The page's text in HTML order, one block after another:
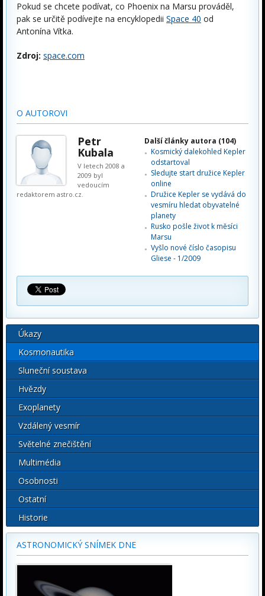
Pokud se chcete podívat, co Phoenix na Marsu prováděl,
pak se určitě podívejte na encyklopedii Space 40 od
Antonína Vítka.
Zdroj: space.com
O AUTOROVI
Petr
Kubala
V letech 2008 a
2009 byl
vedoucím
redaktorem astro.cz.
Další články autora (104)
Kosmický dalekohled Kepler
odstartoval
Sledujte start družice Kepler
online
Družice Kepler se vydává do
vesmíru hledat obyvatelné
planety
Rusko pošle život k měsíci
Marsu
Vyšlo nové číslo časopisu
Gliese - 1/2009
Úkazy
Kosmonautika
Sluneční soustava
Hvězdy
Exoplanety
Vzdálený vesmír
Světelné znečištění
Multimédia
Osobnosti
Ostatní
Historie
ASTRONOMICKÝ SNÍMEK DNE